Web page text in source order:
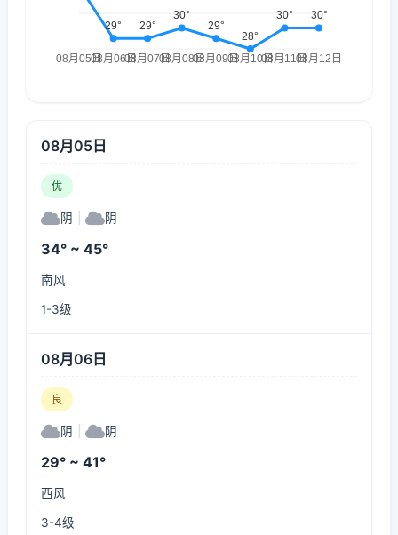
08月05日
优
阴 阴
34° ~ 45°
南风
1-3级
08月06日
良
阴 阴
29° ~ 41°
西风
3-4级